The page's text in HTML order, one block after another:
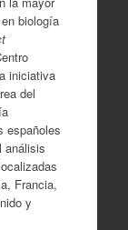
biología
iniciativa
del
españoles
análisis
Francia,
y